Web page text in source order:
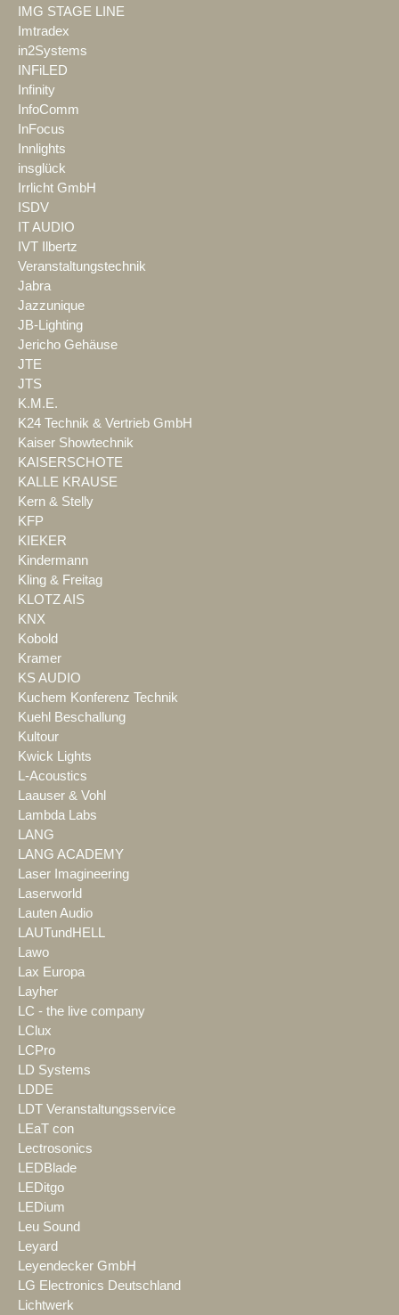
IMG STAGE LINE
Imtradex
in2Systems
INFiLED
Infinity
InfoComm
InFocus
Innlights
insglück
Irrlicht GmbH
ISDV
IT AUDIO
IVT Ilbertz
Veranstaltungstechnik
Jabra
Jazzunique
JB-Lighting
Jericho Gehäuse
JTE
JTS
K.M.E.
K24 Technik & Vertrieb GmbH
Kaiser Showtechnik
KAISERSCHOTE
KALLE KRAUSE
Kern & Stelly
KFP
KIEKER
Kindermann
Kling & Freitag
KLOTZ AIS
KNX
Kobold
Kramer
KS AUDIO
Kuchem Konferenz Technik
Kuehl Beschallung
Kultour
Kwick Lights
L-Acoustics
Laauser & Vohl
Lambda Labs
LANG
LANG ACADEMY
Laser Imagineering
Laserworld
Lauten Audio
LAUTundHELL
Lawo
Lax Europa
Layher
LC - the live company
LClux
LCPro
LD Systems
LDDE
LDT Veranstaltungsservice
LEaT con
Lectrosonics
LEDBlade
LEDitgo
LEDium
Leu Sound
Leyard
Leyendecker GmbH
LG Electronics Deutschland
Lichtwerk